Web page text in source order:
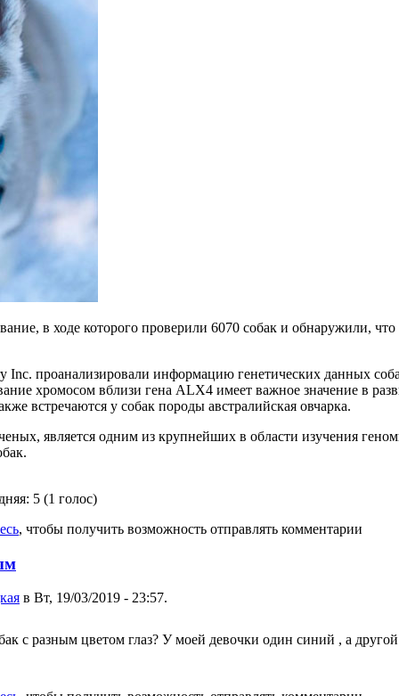
в ходе которого проверили 6070 собак и обнаружили,
проанализировали информацию генетических данных
хромосом вблизи гена ALX4 имеет важное значение в
встречаются у собак породы австралийская овчарка.
является одним из крупнейших в области изучения
5 (1 голос)
, чтобы получить возможность отправлять комментарии
в Вт, 19/03/2019 - 23:57.
с разным цветом глаз? У моей девочки один синий , а